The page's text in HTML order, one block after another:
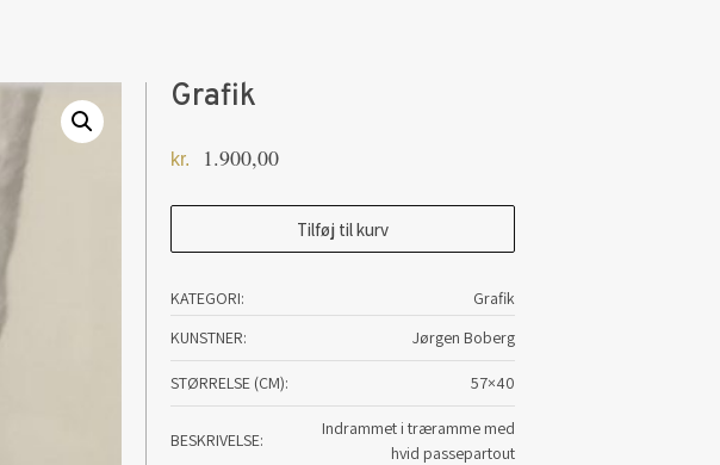
Grafik
kr. 1.900,00
antal
Tilføj til kurv
KATEGORI:
Grafik
KUNSTNER
Jørgen Boberg
STØRRELSE (CM) 57×40
BESKRIVELSE
Indrammet i træramme med
hvid passepartout